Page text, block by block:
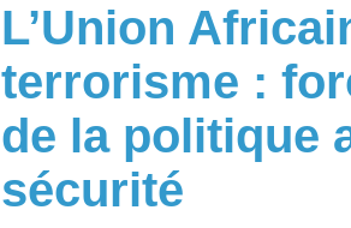
L’Union
terrorisme :
de la politique
sécurité